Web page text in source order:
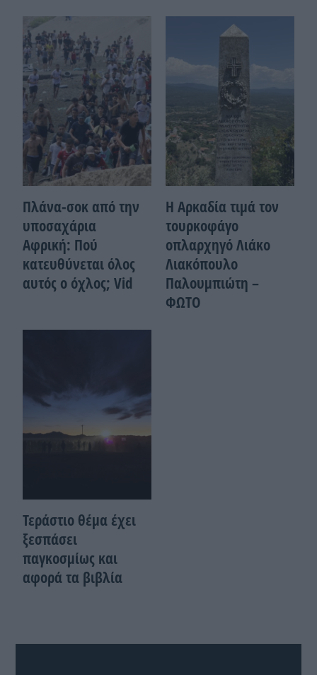
Πλάνα-σοκ από την
υποσαχάρια
Αφρική: Πού
κατευθύνεται όλος
αυτός ο όχλος; Vid
Η Αρκαδία τιμά τον
τουρκοφάγο
οπλαρχηγό Λιάκο
Λιακόπουλο
Παλουμπιώτη –
ΦΩΤΟ
Τεράστιο θέμα έχει
ξεσπάσει
παγκοσμίως και
αφορά τα βιβλία